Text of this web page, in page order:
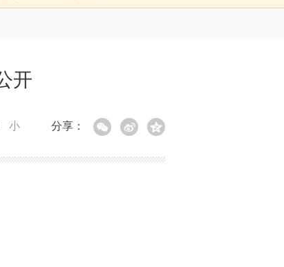
开
分享：
小